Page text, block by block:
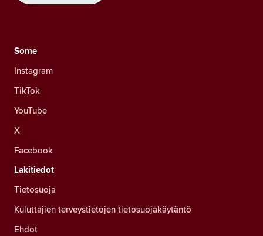
Some
Instagram
TikTok
YouTube
X
Facebook
Lakitiedot
Tietosuoja
Kuluttajien terveystietojen tietosuojakäytäntö
Ehdot